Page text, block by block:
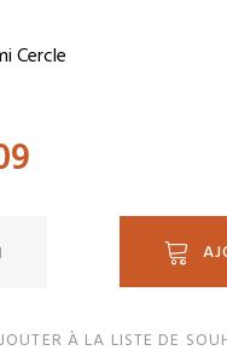
Cercle
À LA LISTE DE